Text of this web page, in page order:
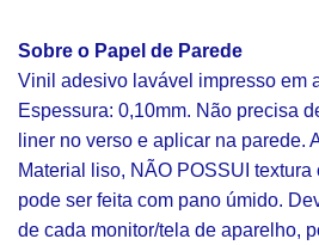
Sobre o Papel de Parede
Vinil adesivo lavável impresso em
Espessura: 0,10mm. Não precisa
liner no verso e aplicar na parede.
Material liso, NÃO POSSUI
pode ser feita com pano úmido.
de cada monitor/tela de aparelho,